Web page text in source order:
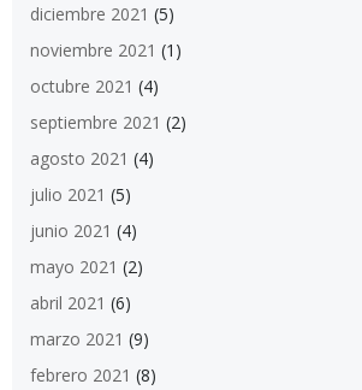
diciembre 2021 (5)
noviembre 2021 (1)
octubre 2021 (4)
septiembre 2021 (2)
agosto 2021 (4)
julio 2021 (5)
junio 2021 (4)
mayo 2021 (2)
abril 2021 (6)
marzo 2021 (9)
febrero 2021 (8)